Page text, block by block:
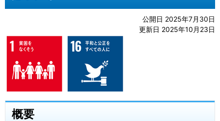
公開日 2025年7月30日
更新日 2025年10月23日
概要